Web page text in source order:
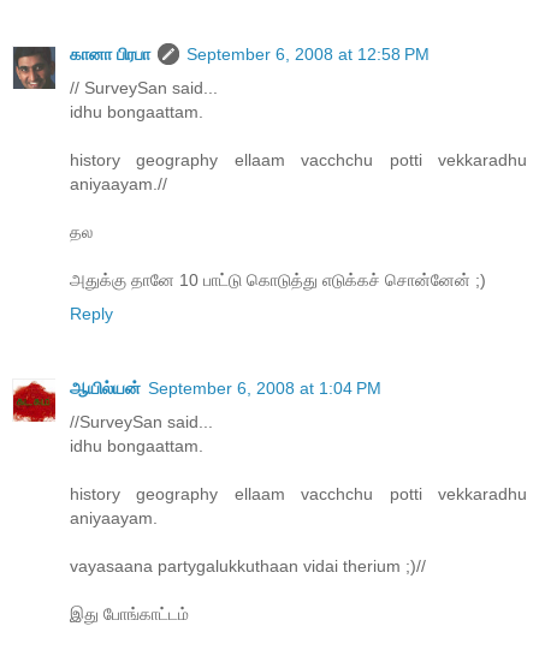
கானா பிரபா
September 6, 2008 at 12:58 PM
// SurveySan said...
idhu bongaattam.
history geography ellaam vacchchu potti vekkaradhu
aniyaayam.//
தல
அதுக்கு தானே 10 பாட்டு கொடுத்து எடுக்கச் சொன்னேன் ;)
Reply
ஆயில்யன் September 6, 2008 at 1:04 PM
//SurveySan said...
idhu bongaattam.
history geography ellaam vacchchu potti vekkaradhu
aniyaayam.
vayasaana partygalukkuthaan vidai therium ;)//
இது போங்காட்டம்